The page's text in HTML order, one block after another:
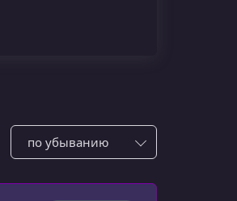
Сотировать по: